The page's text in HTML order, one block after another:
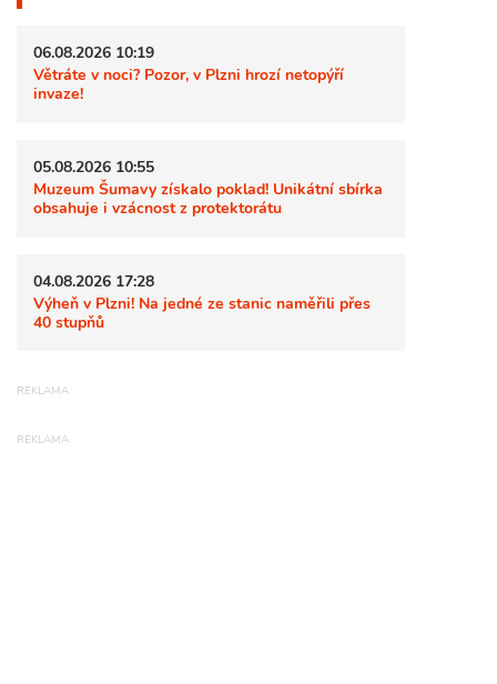
06.08.2026 10:19
Větráte v noci? Pozor, v Plzni hrozí netopýří
invaze!
05.08.2026 10:55
Muzeum Šumavy získalo poklad! Unikátní sbírka
obsahuje i vzácnost z protektorátu
04.08.2026 17:28
Výheň v Plzni! Na jedné ze stanic naměřili přes
40 stupňů